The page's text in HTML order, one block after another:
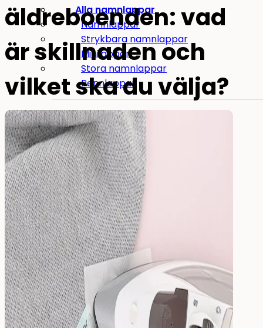
Alla namnlappar
Namnlappar
Strykbara namnlappar
Minilappar
Stora namnlappar
Pennlappar
Andra användningsområden:
Namnlappar för verktyg
Namnlappar för sjukhem
Mat
&
Dryck
Mat & Dryck
Matlåda
Dricksflaska
äldreboenden: vad
är skillnaden och
vilket ska du välja?